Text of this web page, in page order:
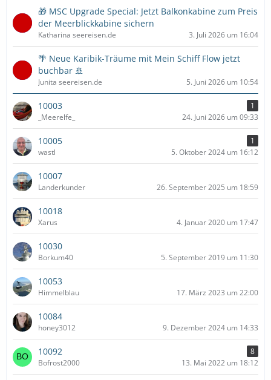
🎁 MSC Upgrade Special: Jetzt Balkonkabine zum Preis
der Meerblickkabine sichern
Katharina seereisen.de 3. Juli 2026 um 16:04
🌴 Neue Karibik-Träume mit Mein Schiff Flow jetzt
buchbar 🚢
Junita seereisen.de 5. Juni 2026 um 10:54
10003
1
_Meerelfe_
24. Juni 2026 um 09:33
10005
1
wastl
5. Oktober 2024 um 16:12
10007
Landerkunder 26. September 2025 um 18:59
10018
Xarus 4. Januar 2020 um 17:47
10030
Borkum40 5. September 2019 um 11:30
10053
Himmelblau 17. März 2023 um 22:00
10084
honey3012 9. Dezember 2024 um 14:33
10092
8
Bofrost2000
13. Mai 2022 um 18:12